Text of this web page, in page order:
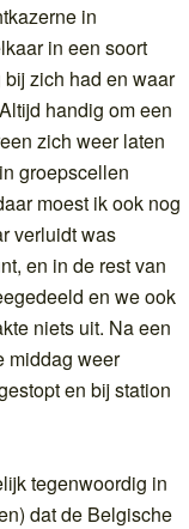
in
in een soort
zich had en waar
handig om een
zich weer laten
groepscellen
moest ik ook nog
verluidt was
en in de rest van
en we ook
niets uit. Na een
middag weer
en bij station
tegenwoordig in
dat de Belgische